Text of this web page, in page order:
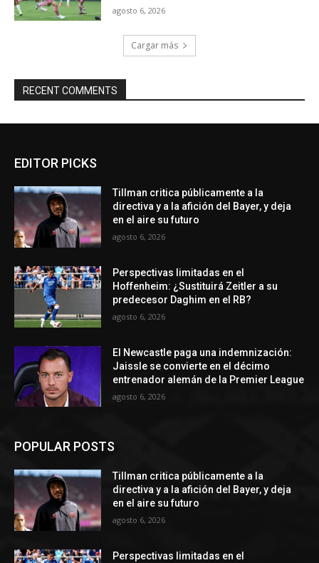
agosto 6, 2026
Cargar más
RECENT COMMENTS
EDITOR PICKS
Tillman critica públicamente a la
directiva y a la afición del Bayer, y deja
en el aire su futuro
agosto 6, 2026
Perspectivas limitadas en el
Hoffenheim: ¿Sustituirá Zeitler a su
predecesor Daghim en el RB?
agosto 6, 2026
El Newcastle paga una indemnización:
Jaissle se convierte en el décimo
entrenador alemán de la Premier League
agosto 6, 2026
POPULAR POSTS
Tillman critica públicamente a la
directiva y a la afición del Bayer, y deja
en el aire su futuro
agosto 6, 2026
Perspectivas limitadas en el